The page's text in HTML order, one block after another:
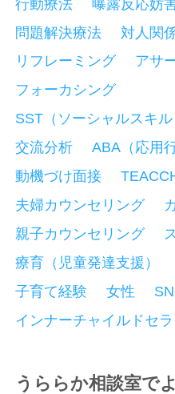
行動療法
曝露反応妨
問題解決療法
対人関
リフレーミング
アサ
フォーカシング
SST（ソーシャルスキル
交流分析
ABA（応用
動機づけ面接
夫婦カウンセリング
親子カウンセリング
療育（児童発達支援）
子育て経験
女性
インナーチャイルドセ
うららか相談室で